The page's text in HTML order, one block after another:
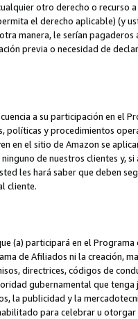
otro derecho o
el derecho aplicable) (y
manera, le serían
previa o necesidad de
a su participación en el
políticas y procedimientos
en el sitio de Amazon se
de nuestros clientes y,
les hará saber que deben
cliente.
(a) participará en el
de Afiliados ni la creación,
directrices, códigos de
gubernamental que
la publicidad y la
para celebrar u